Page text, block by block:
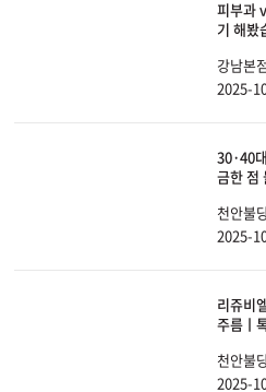
피부과
기 해봤
강남본
2025-
30·40
금한 점
천안불
2025-
리쥬비
주름ㅣ
천안불
2025-